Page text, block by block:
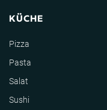
KÜCHE
Pizza
Pasta
Salat
Sushi